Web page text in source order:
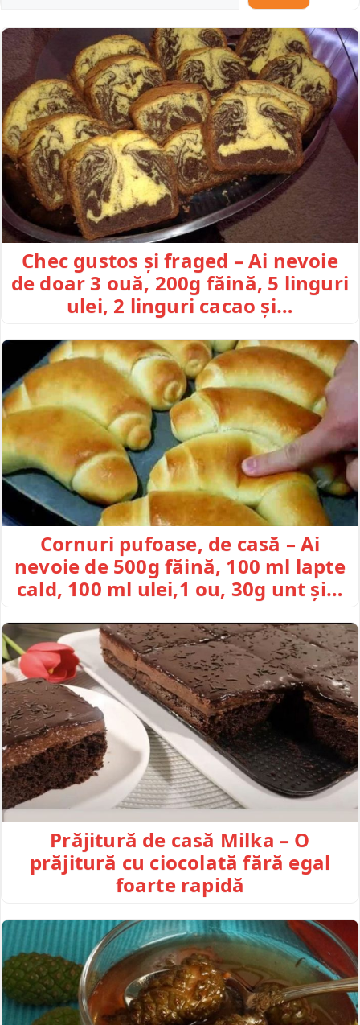
Chec gustos și fraged – Ai nevoie
de doar 3 ouă, 200g făină, 5 linguri
ulei, 2 linguri cacao și…
Cornuri pufoase, de casă – Ai
nevoie de 500g făină, 100 ml lapte
cald, 100 ml ulei,1 ou, 30g unt și…
Prăjitură de casă Milka – O
prăjitură cu ciocolată fără egal
foarte rapidă